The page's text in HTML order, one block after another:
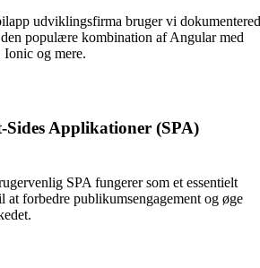
udviklingsfirma bruger vi
populære kombination af Angular med
Ionic og mere.
Applikationer (SPA)
SPA fungerer som et essentielt
forbedre publikumsengagement og øge